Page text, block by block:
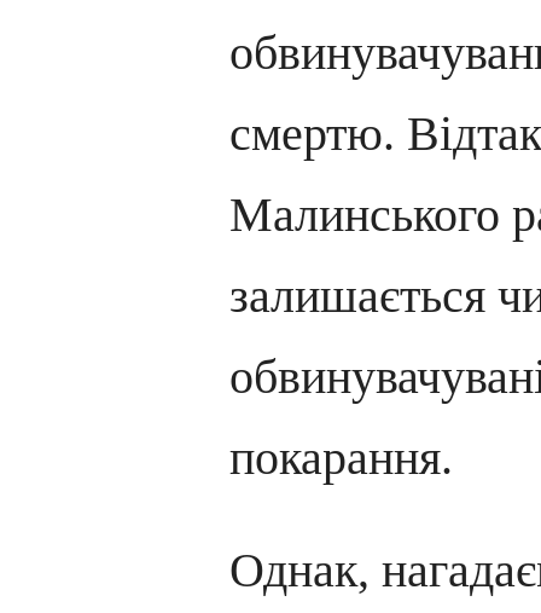
смертю.
Малинського
залишається
покарання.
Однак,